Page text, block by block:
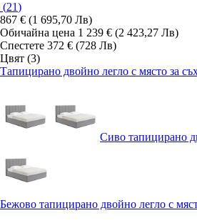
(21)
867 € (1 695,70 Лв)
Обичайна цена 1 239 € (2 423,27 Лв)
Спестете 372 € (728 Лв)
Цвят (3)
Тапицирано двойно легло с място за
Сиво тапицирано
Бежово тапицирано двойно легло с